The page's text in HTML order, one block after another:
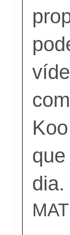
dia.